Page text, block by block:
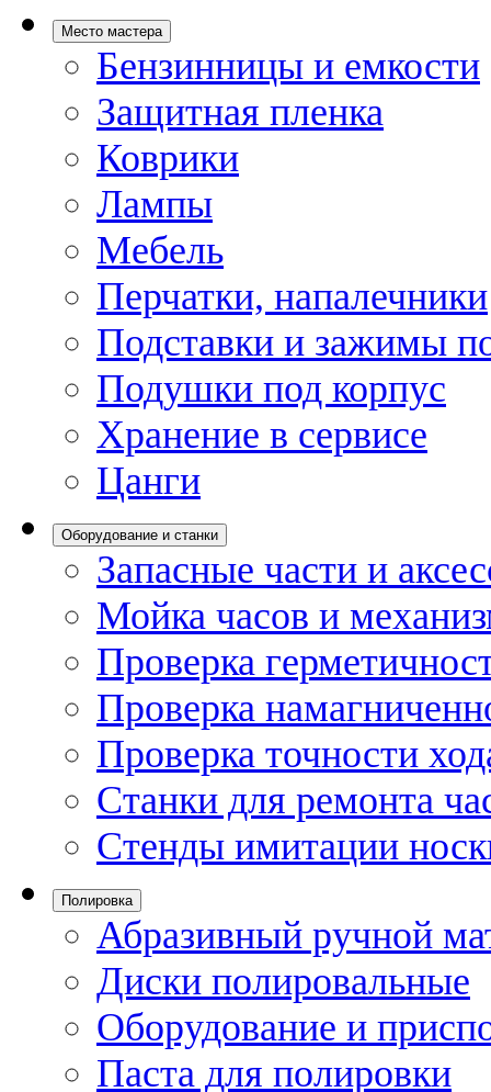
Место мастера
Бензинницы и емкости
Защитная пленка
Коврики
Лампы
Мебель
Перчатки, напалечники
Подставки и зажимы
Подушки под корпус
Хранение в сервисе
Цанги
Оборудование и станки
Запасные части и
Мойка часов и
Проверка
Проверка
Проверка точности
Станки для ремонта
Стенды имитации
Полировка
Абразивный ручной
Диски полировальные
Оборудование и
Паста для полировки